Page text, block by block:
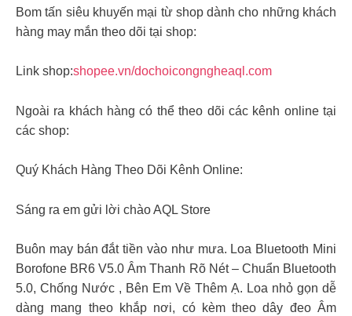
Bom tấn siêu khuyến mại từ shop dành cho những khách
hàng may mắn theo dõi tại shop:
Link shop:shopee.vn/dochoicongngheaql.com
Ngoài ra khách hàng có thể theo dõi các kênh online tại
các shop:
Quý Khách Hàng Theo Dõi Kênh Online:
Sáng ra em gửi lời chào AQL Store
Buôn may bán đắt tiền vào như mưa. Loa Bluetooth Mini
Borofone BR6 V5.0 Âm Thanh Rõ Nét – Chuẩn Bluetooth
5.0, Chống Nước , Bên Em Về Thêm Ạ. Loa nhỏ gọn dễ
dàng mang theo khắp nơi, có kèm theo dây đeo Âm